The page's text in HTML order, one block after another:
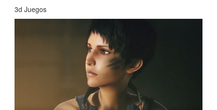
3d Juegos